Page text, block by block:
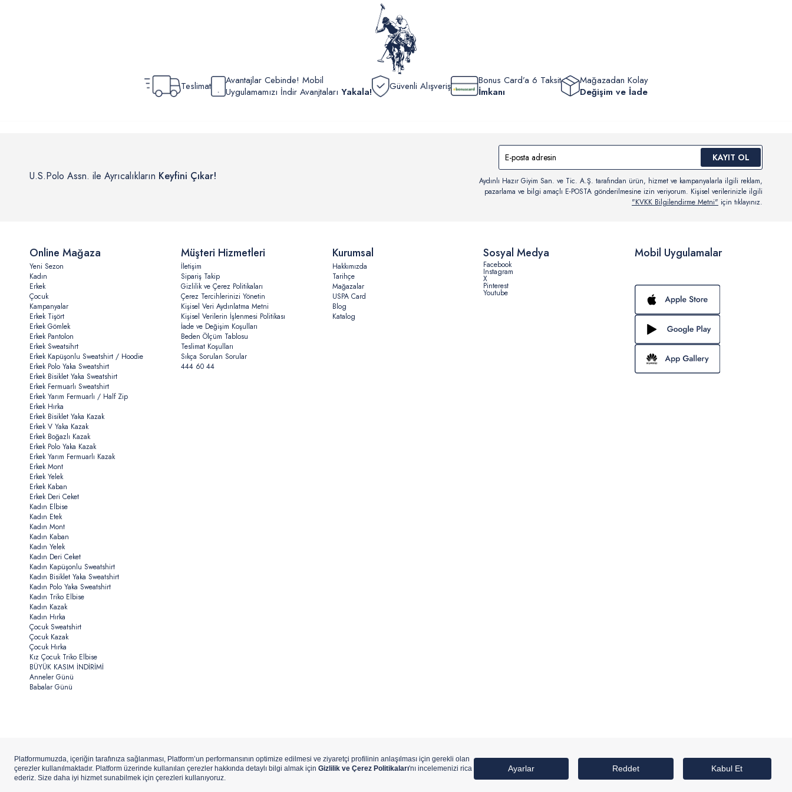
Teslimat
Avantajlar Cebinde! Mobil
Uygulamamızı İndir Avanjtaları Yakala! Güvenli Alışveriş
Bonus Card’a 6 Taksit
İmkanı
Mağazadan Kolay
Değişim ve İade
U.S.Polo Assn. ile Ayrıcalıkların Keyfini Çıkar!
KAYIT OL
Aydınlı Hazır Giyim San. ve Tic. A.Ş. tarafından ürün, hizmet ve kampanyalarla ilgili reklam,
pazarlama ve bilgi amaçlı E-POSTA gönderilmesine izin veriyorum. Kişisel verilerinizle ilgili
"KVKK Bilgilendirme Metni" için tıklayınız.
Mobil Uygulamalar
Online Mağaza
Yeni Sezon
Kadın
Erkek
Çocuk
Kampanyalar
Erkek Tişört
Erkek Gömlek
Erkek Pantolon
Erkek Sweatsihrt
Erkek Kapüşonlu Sweatshirt / Hoodie
Erkek Polo Yaka Sweatshirt
Erkek Bisiklet Yaka Sweatshirt
Erkek Fermuarlı Sweatshirt
Erkek Yarım Fermuarlı / Half Zip
Erkek Hırka
Erkek Bisiklet Yaka Kazak
Erkek V Yaka Kazak
Erkek Boğazlı Kazak
Erkek Polo Yaka Kazak
Erkek Yarım Fermuarlı Kazak
Erkek Mont
Erkek Yelek
Erkek Kaban
Erkek Deri Ceket
Kadın Elbise
Kadın Etek
Kadın Mont
Kadın Kaban
Kadın Yelek
Kadın Deri Ceket
Kadın Kapüşonlu Sweatshirt
Kadın Bisiklet Yaka Sweatshirt
Kadın Polo Yaka Sweatshirt
Kadın Triko Elbise
Kadın Kazak
Kadın Hırka
Çocuk Sweatshirt
Çocuk Kazak
Çocuk Hırka
Kız Çocuk Triko Elbise
BÜYÜK KASIM İNDİRİMİ
Anneler Günü
Babalar Günü
Müşteri Hizmetleri
İletişim
Sipariş Takip
Gizlilik ve Çerez Politikaları
Çerez Tercihlerinizi Yönetin
Kişisel Veri Aydınlatma Metni
Kişisel Verilerin İşlenmesi Politikası
İade ve Değişim Koşulları
Beden Ölçüm Tablosu
Teslimat Koşulları
Sıkça Sorulan Sorular
444 60 44
Kurumsal
Hakkımızda
Tarihçe
Mağazalar
USPA Card
Blog
Katalog
Sosyal Medya
Facebook
Instagram
X
Pinterest
Youtube
Copyright ©U.S.Polo Assn.Aydınlı Hazır Giyim A.Ş. iştirakidir.ETBİS’eKayıtlıdır.